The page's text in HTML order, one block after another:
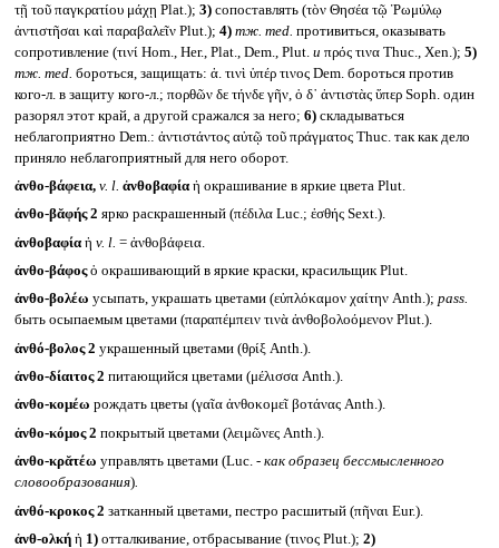
τῇ τοῦ παγκρατίου μάχῃ Plat.); 3)сопоставлять (τὸν Θησέα τῷ Ῥωμύλῳ
ἀντιστῆσαι καὶ παραβαλεῖν Plut.); 4) тж. med. противиться, оказывать
сопротивление (τινί Hom., Her., Plat., Dem., Plut. и πρός τινα Thuc., Xen.); 5)
тж. med. бороться, защищать: ἀ. τινὶ ὑπέρ τινος Dem. бороться против
кого-л. в защиту кого-л.; πορθῶν δε τήνδε γῆν, ὁ δ᾽ ἀντιστὰς ὕπερ Soph. один
разорял этот край, а другой сражался за него; 6)складываться
неблагоприятно Dem.: ἀντιστάντος αὐτῷ τοῦ πράγματος Thuc. так как дело
приняло неблагоприятный для него оборот.
ἀνθο-βάφεια, v. l. ἀνθοβαφία ἡ окрашивание в яркие цвета Plut.
ἀνθο-βᾰφής 2 ярко раскрашенный (πέδιλα Luc.; ἐσθής Sext.).
ἀνθοβαφία ἡ v. l. = ἀνθοβάφεια.
ἀνθο-βάφοςὁ окрашивающий в яркие краски, красильщик Plut.
ἀνθο-βολέω усыпать, украшать цветами (εὐπλόκαμον χαίτην Anth.); pass.
быть осыпаемым цветами (παραπέμπειν τινὰ ἀνθοβολοόμενον Plut.).
ἀνθό-βολος 2 украшенный цветами (θρίξ Anth.).
ἀνθο-δίαιτος 2 питающийся цветами (μέλισσα Anth.).
ἀνθο-κομέω рождать цветы (γαῖα ἀνθοκομεῖ βοτάνας Anth.).
ἀνθο-κόμος 2 покрытый цветами (λειμῶνες Anth.).
ἀνθο-κρᾰτέω управлять цветами (Luc. - как образец бессмысленного
словообразования).
ἀνθό-κροκος 2 затканный цветами, пестро расшитый (πῆναι Eur.).
ἀνθ-ολκή ἡ 1)отталкивание, отбрасывание (τινος Plut.); 2)